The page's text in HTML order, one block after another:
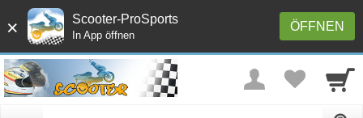
× ÖFFNEN
Scooter-ProSports
In App öffnen